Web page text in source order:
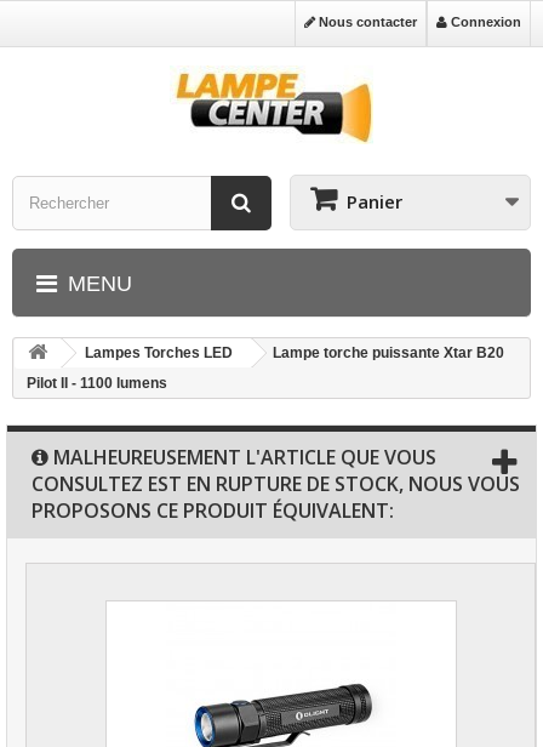
Connexion
Nous contacter
Panier
MENU
Lampes Torches LED
Lampe torche puissante Xtar B20
Pilot II - 1100 lumens
MALHEUREUSEMENT L'ARTICLE QUE VOUS
CONSULTEZ EST EN RUPTURE DE STOCK, NOUS VOUS
PROPOSONS CE PRODUIT ÉQUIVALENT: